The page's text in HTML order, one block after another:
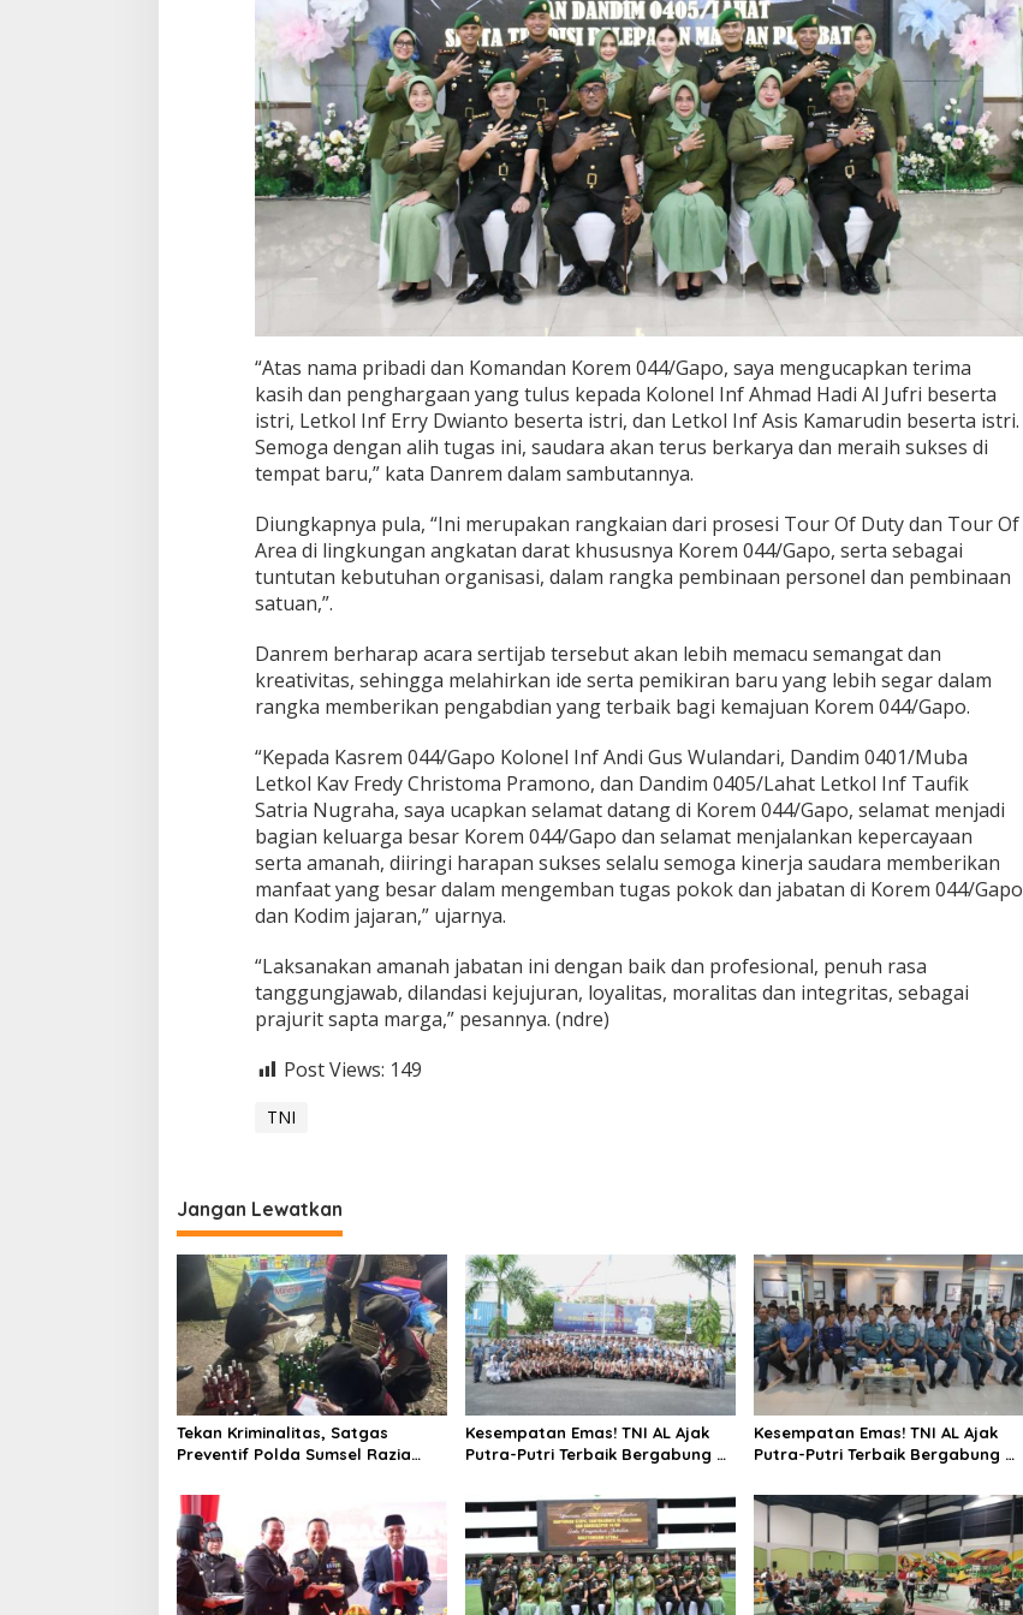
“Atas nama pribadi dan Komandan Korem 044/Gapo, saya mengucapkan terima
kasih dan penghargaan yang tulus kepada Kolonel Inf Ahmad Hadi Al Jufri beserta
istri, Letkol Inf Erry Dwianto beserta istri, dan Letkol Inf Asis Kamarudin beserta istri.
Semoga dengan alih tugas ini, saudara akan terus berkarya dan meraih sukses di
tempat baru,” kata Danrem dalam sambutannya.
Diungkapnya pula, “Ini merupakan rangkaian dari prosesi Tour Of Duty dan Tour Of
Area di lingkungan angkatan darat khususnya Korem 044/Gapo, serta sebagai
tuntutan kebutuhan organisasi, dalam rangka pembinaan personel dan pembinaan
satuan,”.
Danrem berharap acara sertijab tersebut akan lebih memacu semangat dan
kreativitas, sehingga melahirkan ide serta pemikiran baru yang lebih segar dalam
rangka memberikan pengabdian yang terbaik bagi kemajuan Korem 044/Gapo.
“Kepada Kasrem 044/Gapo Kolonel Inf Andi Gus Wulandari, Dandim 0401/Muba
Letkol Kav Fredy Christoma Pramono, dan Dandim 0405/Lahat Letkol Inf Taufik
Satria Nugraha, saya ucapkan selamat datang di Korem 044/Gapo, selamat menjadi
bagian keluarga besar Korem 044/Gapo dan selamat menjalankan kepercayaan
serta amanah, diiringi harapan sukses selalu semoga kinerja saudara memberikan
manfaat yang besar dalam mengemban tugas pokok dan jabatan di Korem 044/Gapo
dan Kodim jajaran,” ujarnya.
“Laksanakan amanah jabatan ini dengan baik dan profesional, penuh rasa
tanggungjawab, dilandasi kejujuran, loyalitas, moralitas dan integritas, sebagai
prajurit sapta marga,” pesannya. (ndre)
Post Views: 149
TNI
Jangan Lewatkan
Tekan Kriminalitas, Satgas
Preventif Polda Sumsel Razia
Kesempatan Emas! TNI AL Ajak
Putra-Putri Terbaik Bergabung di
Kesempatan Emas! TNI AL Ajak
Putra-Putri Terbaik Bergabung di